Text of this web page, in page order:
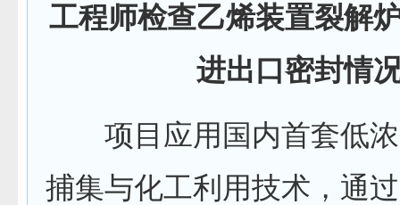
工程师检查乙烯装置裂解
进出口密封情
项目应用国内首套低浓
捕集与化工利用技术，通